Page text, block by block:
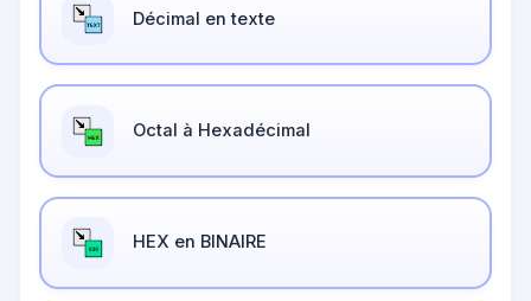
Décimal en texte
Octal à Hexadécimal
HEX en BINAIRE